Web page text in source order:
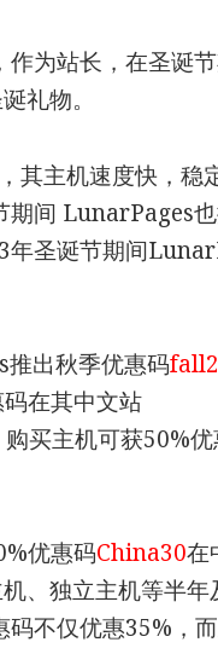
为站长，在圣诞
礼物。
其主机速度快，稳
期间 LunarPages
圣诞节期间
出秋季优惠码
在其中文站
购买主机可获50%
优惠码China30在
、独立主机等半
不仅优惠35%，